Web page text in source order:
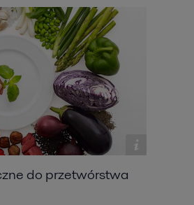
do przetwórstwa